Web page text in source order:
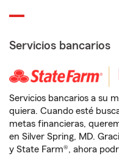
Servicios bancarios
Servicios bancarios a su
quiera. Cuando esté
metas financieras,
en Silver Spring, MD.
y State Farm®, ahora